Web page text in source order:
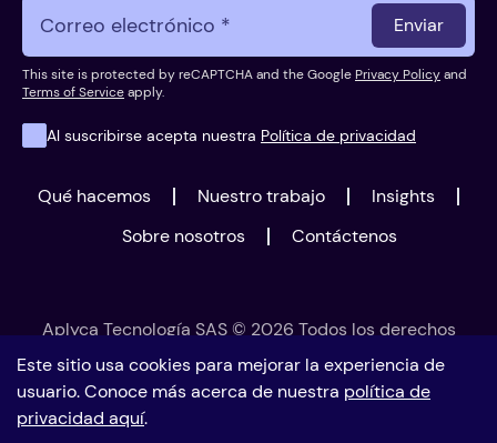
Enviar
This site is protected by reCAPTCHA and the GooglePrivacy Policyand
Terms of Serviceapply.
Al suscribirse acepta nuestra Política de privacidad
Qué hacemos Nuestro trabajo
Insights
Sobre nosotros
Contáctenos
Aplyca Tecnología SAS © 2026 Todos los derechos
reservados
Este sitio usa cookies para mejorar la experiencia de
usuario. Conoce más acerca de nuestra política de
privacidad aquí.